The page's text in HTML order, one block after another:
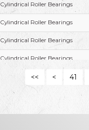
Cylindrical Roller Bearings
Cylindrical Roller Bearings
Cylindrical Roller Bearings
Cylindrical Roller Bearings
Cylindrical Roller Bearings
<< < 41